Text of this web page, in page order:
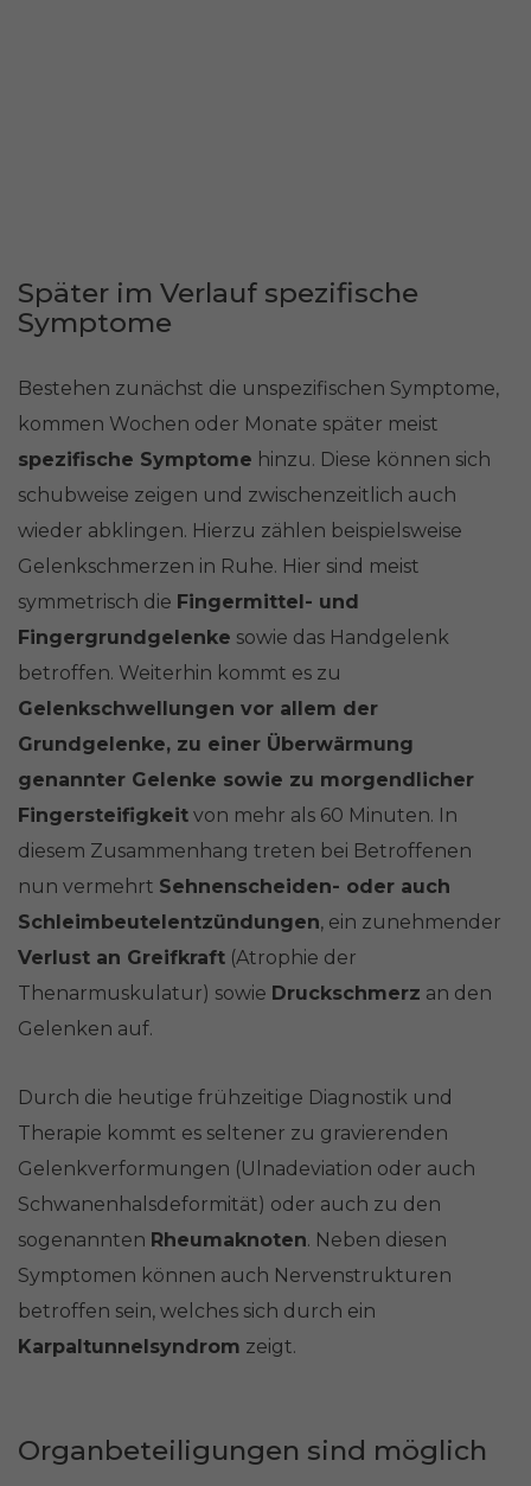
Später im Verlauf spezifische
Symptome
Bestehen zunächst die unspezifischen Symptome,
kommen Wochen oder Monate später meist
spezifische Symptome hinzu. Diese können sich
schubweise zeigen und zwischenzeitlich auch
wieder abklingen. Hierzu zählen beispielsweise
Gelenkschmerzen in Ruhe. Hier sind meist
symmetrisch die Fingermittel- und
Fingergrundgelenke sowie das Handgelenk
betroffen. Weiterhin kommt es zu
Gelenkschwellungen vor allem der
Grundgelenke, zu einer Überwärmung
genannter Gelenke sowie zu morgendlicher
Fingersteifigkeit von mehr als 60 Minuten. In
diesem Zusammenhang treten bei Betroffenen
nun vermehrt Sehnenscheiden- oder auch
Schleimbeutelentzündungen, ein zunehmender
Verlust an Greifkraft (Atrophie der
Thenarmuskulatur) sowie Druckschmerz an den
Gelenken auf.
Durch die heutige frühzeitige Diagnostik und
Therapie kommt es seltener zu gravierenden
Gelenkverformungen (Ulnadeviation oder auch
Schwanenhalsdeformität) oder auch zu den
sogenannten Rheumaknoten. Neben diesen
Symptomen können auch Nervenstrukturen
betroffen sein, welches sich durch ein
Karpaltunnelsyndrom zeigt.
Organbeteiligungen sind möglich